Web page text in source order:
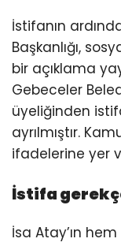
İstifanın
Başkanlığı,
bir açıklama
Gebeceler
üyeliğinden
ayrılmıştır.
ifadelerine yer
İstifa
İsa Atay’ın